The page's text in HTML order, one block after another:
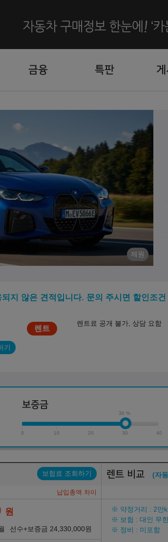
금융 특판
제원
지 않은 견적입니다. 문의 주시면 할인조
기
렌트료 공개 불가, 상담 요함
보증금
30 %
0 10 20 30 40
보험료 조회하기
납입총액 차이
원
선수+보증금 24,330,000원
렌트 비교 (자
※ 약정거리 : 2만
※ 보험 : 대인 무
※ 정비 : 미포함